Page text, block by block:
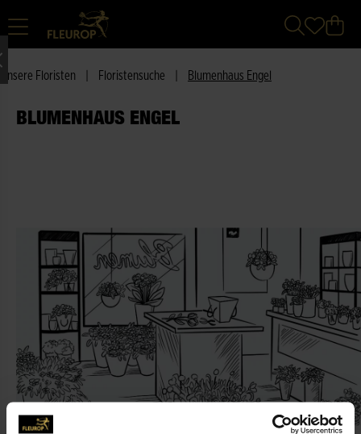
Unsere Floristen Floristensuche Blumenhaus Engel
BLUMENHAUS ENGEL